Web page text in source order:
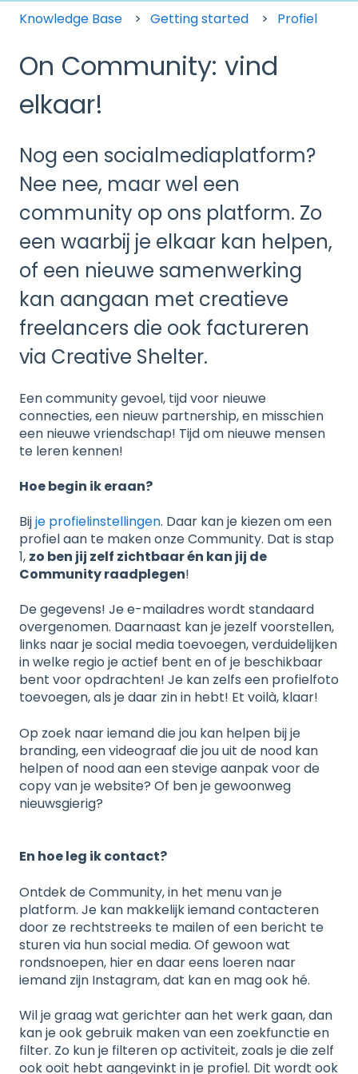
Knowledge Base Getting started Profiel
On Community: vind
elkaar!
Nog een socialmediaplatform?
Nee nee, maar wel een
community op ons platform. Zo
een waarbij je elkaar kan helpen,
of een nieuwe samenwerking
kan aangaan met creatieve
freelancers die ook factureren
via Creative Shelter.
Een community gevoel, tijd voor nieuwe
connecties, een nieuw partnership, en misschien
een nieuwe vriendschap! Tijd om nieuwe mensen
te leren kennen!
Hoe begin ik eraan?
Bijje profielinstellingen. Daar kan je kiezen om een
profiel aan te maken onze Community. Dat is stap
1, zo ben jij zelf zichtbaar én kan jij de
Community raadplegen!
De gegevens! Je e-mailadres wordt standaard
overgenomen. Daarnaast kan je jezelf voorstellen,
links naar je social media toevoegen, verduidelijken
in welke regio je actief bent en of je beschikbaar
bent voor opdrachten! Je kan zelfs een profielfoto
toevoegen, als je daar zin in hebt! Et voilà, klaar!
Op zoek naar iemand die jou kan helpen bij je
branding, een videograaf die jou uit de nood kan
helpen of nood aan een stevige aanpak voor de
copy van je website? Of ben je gewoonweg
nieuwsgierig?
En hoe leg ik contact?
Ontdek de Community, in het menu van je
platform. Je kan makkelijk iemand contacteren
door ze rechtstreeks te mailen of een bericht te
sturen via hun social media. Of gewoon wat
rondsnoepen, hier en daar eens loeren naar
iemand zijn Instagram, dat kan en mag ook hé.
Wil je graag wat gerichter aan het werk gaan, dan
kan je ook gebruik maken van een zoekfunctie en
filter. Zo kun je filteren op activiteit, zoals je die zelf
ook ooit hebt aangevinkt in je profiel. Dit wordt ook